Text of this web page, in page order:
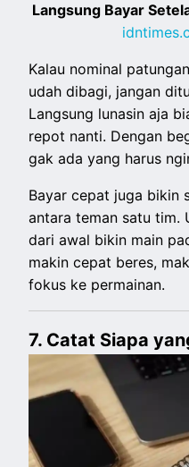
Langsung Bayar
Kalau nominal
udah dibagi, jangan
Langsung lunasin aja
repot nanti. Dengan
gak ada yang harus
Bayar cepat juga bikin
antara teman satu tim.
dari awal bikin main
makin cepat beres,
fokus ke permainan.
7. Catat Siapa